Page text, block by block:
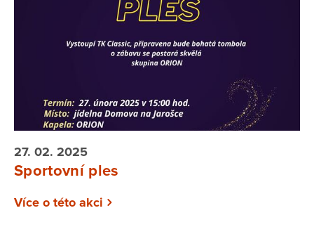
27. 02. 2025
Sportovní ples
Více o této akci